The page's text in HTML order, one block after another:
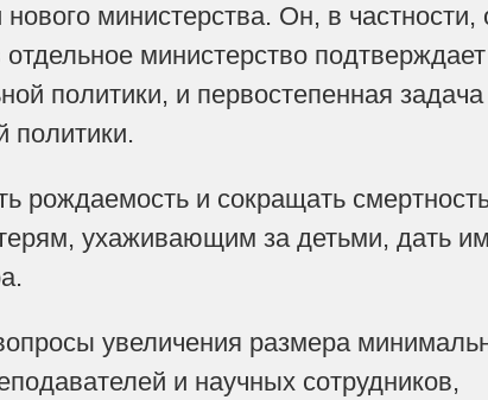
министерства. Он, в частности,
министерство подтверждает
политики, и первостепенная
политики.
и сокращать
ухаживающим за детьми, дать
увеличения размера
и научных сотрудников,